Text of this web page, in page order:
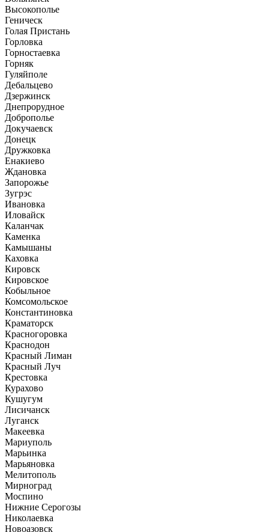
Высокополье
Геническ
Голая Пристань
Горловка
Горностаевка
Горняк
Гуляйполе
Дебальцево
Дзержинск
Днепрорудное
Доброполье
Докучаевск
Донецк
Дружковка
Енакиево
Ждановка
Запорожье
Зугрэс
Ивановка
Иловайск
Каланчак
Каменка
Камышаны
Каховка
Кировск
Кировское
Кобыльное
Комсомольское
Константиновка
Краматорск
Красногоровка
Краснодон
Красный Лиман
Красный Луч
Крестовка
Курахово
Кушугум
Лисичанск
Луганск
Макеевка
Мариуполь
Марьинка
Марьяновка
Мелитополь
Мирноград
Моспино
Нижние Серогозы
Николаевка
Новоазовск